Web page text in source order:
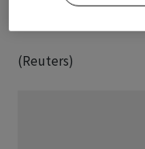
(Reuters)